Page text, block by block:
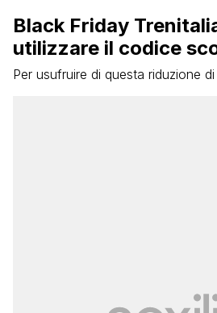
Black Friday
utilizzare il codice
Per usufruire di questa riduzione